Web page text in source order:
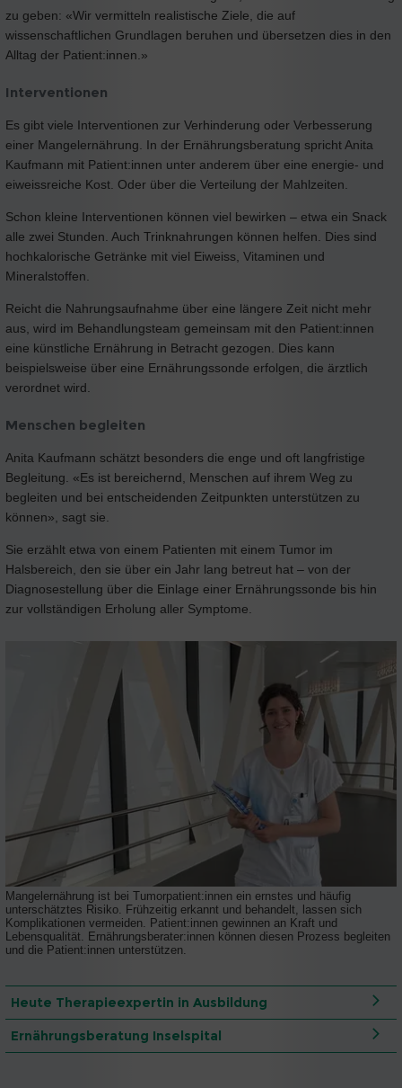
zu geben: «Wir vermitteln realistische Ziele, die auf
wissenschaftlichen Grundlagen beruhen und übersetzen dies in den
Alltag der Patient:innen.»
Interventionen
Es gibt viele Interventionen zur Verhinderung oder Verbesserung
einer Mangelernährung. In der Ernährungsberatung spricht Anita
Kaufmann mit Patient:innen unter anderem über eine energie- und
eiweissreiche Kost. Oder über die Verteilung der Mahlzeiten.
Schon kleine Interventionen können viel bewirken – etwa ein Snack
alle zwei Stunden. Auch Trinknahrungen können helfen. Dies sind
hochkalorische Getränke mit viel Eiweiss, Vitaminen und
Mineralstoffen.
Reicht die Nahrungsaufnahme über eine längere Zeit nicht mehr
aus, wird im Behandlungsteam gemeinsam mit den Patient:innen
eine künstliche Ernährung in Betracht gezogen. Dies kann
beispielsweise über eine Ernährungssonde erfolgen, die ärztlich
verordnet wird.
Menschen begleiten
Anita Kaufmann schätzt besonders die enge und oft langfristige
Begleitung. «Es ist bereichernd, Menschen auf ihrem Weg zu
begleiten und bei entscheidenden Zeitpunkten unterstützen zu
können», sagt sie.
Sie erzählt etwa von einem Patienten mit einem Tumor im
Halsbereich, den sie über ein Jahr lang betreut hat – von der
Diagnosestellung über die Einlage einer Ernährungssonde bis hin
zur vollständigen Erholung aller Symptome.
Mangelernährung ist bei Tumorpatient:innen ein ernstes und häufig
unterschätztes Risiko. Frühzeitig erkannt und behandelt, lassen sich
Komplikationen vermeiden. Patient:innen gewinnen an Kraft und
Lebensqualität. Ernährungsberater:innen können diesen Prozess begleiten
und die Patient:innen unterstützen.
Heute Therapieexpertin in Ausbildung
Ernährungsberatung Inselspital